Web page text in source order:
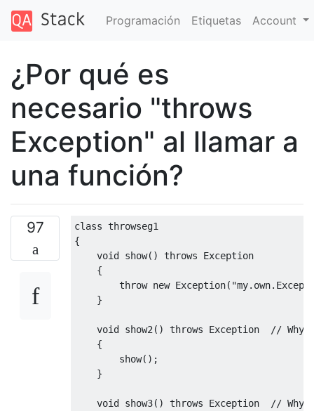
Programación Etiquetas Account
¿Por qué es
necesario "throws
Exception" al llamar a
una función?
97 class
{
void show() throws
Exception
{
throw new Exception(
}
void show2 () throws Exception
// Why
{
        show
();
}
void show3() throws Exception
// Why